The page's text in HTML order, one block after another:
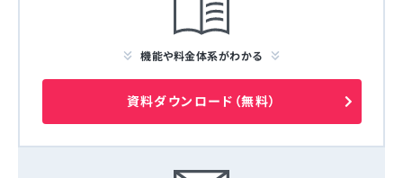
機能や料金体系がわかる
資料ダウンロード（無料）